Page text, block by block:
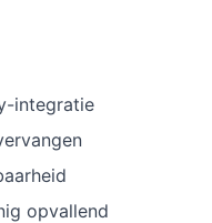
integratie
opvallend